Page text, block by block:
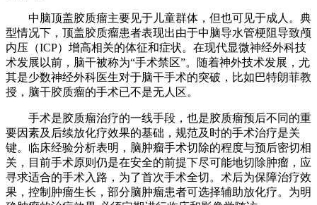
中脑顶盖胶质瘤主要见于儿童群体，但也可见于成人。典
型情况下，顶盖胶质瘤患者表现出由于中脑导水管梗阻导致颅
内压（ICP）增高相关的体征和症状。在现代显微神经外科技
术发展以前，脑干被称为“手术禁区”。随着神外技术发展，尤
其是少数神经外科医生对于脑干手术的突破，比如巴特朗菲教
授，脑干胶质瘤的手术已不是无人区。
手术是胶质瘤治疗的一线手段，也是胶质瘤预后不同的重
要因素及后续放化疗效果的基础，规范及时的手术治疗是关
键。临床经验分析表明，脑肿瘤手术切除的程度与预后密切相
关，目前手术原则仍是在安全的前提下尽可能地切除肿瘤，应
寻求适合的手术入路，为了首次手术全切。术后为保障治疗效
果，控制肿瘤生长，部分脑肿瘤患者可选择辅助放化疗。为明